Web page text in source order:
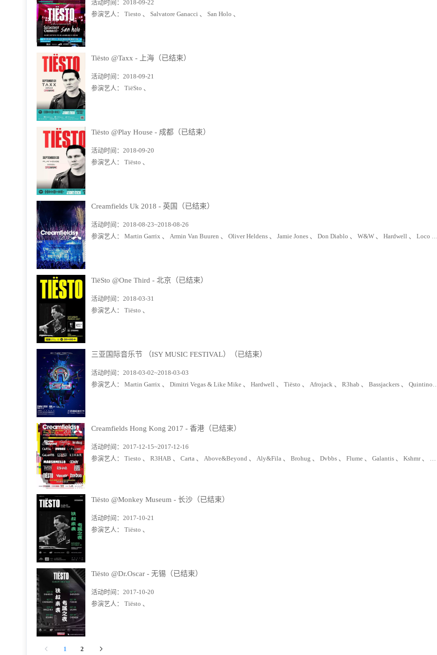
活动时间： 2018-09-22
参演艺人： Tiesto 、 Salvatore Ganacci 、 San Holo 、
Tiësto @Taxx - 上海（已结束）
活动时间： 2018-09-21
参演艺人： TiëSto 、
Tiësto @Play House - 成都（已结束）
活动时间： 2018-09-20
参演艺人： Tiësto 、
Creamfields Uk 2018 - 英国（已结束）
活动时间： 2018-08-23~2018-08-26
参演艺人： Martin Garrix 、 Armin Van Buuren 、 Oliver Heldens 、 Jamie Jones 、 Don Diablo 、 W&W 、 Hardwell 、 Loco Dice 、
TiëSto @One Third - 北京（已结束）
活动时间： 2018-03-31
参演艺人： Tiësto 、
三亚国际音乐节 （ISY MUSIC FESTIVAL）（已结束）
活动时间： 2018-03-02~2018-03-03
参演艺人： Martin Garrix 、 Dimitri Vegas & Like Mike 、 Hardwell 、 Tiësto 、 Afrojack 、 R3hab 、 Bassjackers 、 Quintino 、
Creamfields Hong Kong 2017 - 香港（已结束）
活动时间： 2017-12-15~2017-12-16
参演艺人： Tiesto 、 R3HAB 、 Carta 、 Above&Beyond 、 Aly&Fila 、 Brohug 、 Dvbbs 、 Flume 、 Galantis 、 Kshmr 、
Tiësto @Monkey Museum - 长沙（已结束）
活动时间： 2017-10-21
参演艺人： Tiësto 、
Tiësto @Dr.Oscar - 无锡（已结束）
活动时间： 2017-10-20
参演艺人： Tiësto 、
1 2